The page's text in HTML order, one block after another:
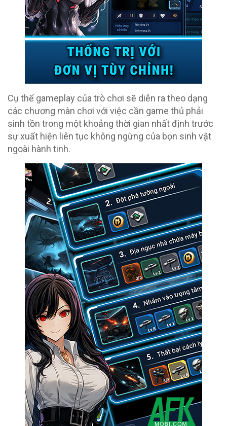
Cụ thể gameplay của trò chơi sẽ diễn ra theo dạng
các chương màn chơi với việc cần game thủ phải
sinh tồn trong một khoảng thời gian nhất định trước
sự xuất hiện liên tục không ngừng của bọn sinh vật
ngoài hành tinh.